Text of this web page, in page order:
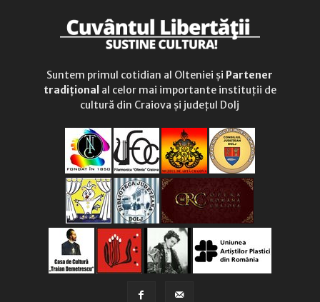
Suntem primul cotidian al Olteniei și Partener
tradițional al celor mai importante instituții de
cultură din Craiova și județul Dolj